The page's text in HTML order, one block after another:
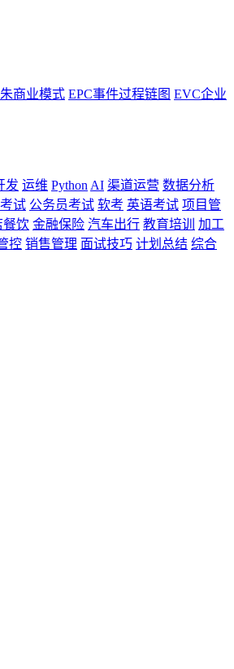
商业模式 EPC事件过程链图 EVC企业
发 运维 Python AI 渠道运营 数据分析
试 公务员考试 软考 英语考试 项目管
餐饮 金融保险 汽车出行 教育培训
加工
控 销售管理 面试技巧 计划总结 综合